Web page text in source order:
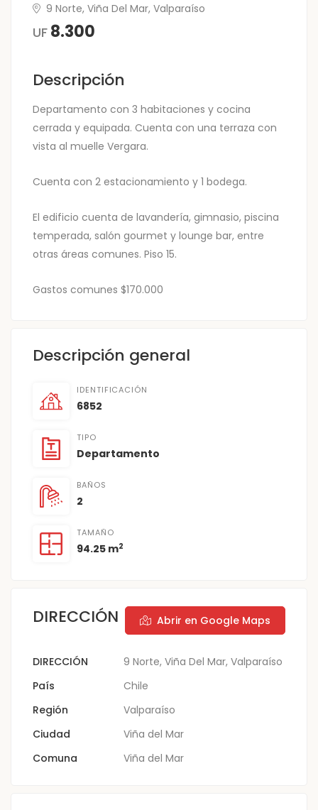
9 Norte, Viña Del Mar, Valparaíso
UF 8.300
Descripción
Departamento con 3 habitaciones y cocina
cerrada y equipada. Cuenta con una terraza con
vista al muelle Vergara.
Cuenta con 2 estacionamiento y 1 bodega.
El edificio cuenta de lavandería, gimnasio, piscina
temperada, salón gourmet y lounge bar, entre
otras áreas comunes. Piso 15.
Gastos comunes $170.000
Descripción general
IDENTIFICACIÓN
6852
TIPO
Departamento
BAÑOS
2
TAMAÑO
94.25 m2
DIRECCIÓN Abrir en Google Maps
DIRECCIÓN
9 Norte, Viña Del Mar, Valparaíso
País
Chile
Región
Valparaíso
Ciudad
Viña del Mar
Comuna
Viña del Mar